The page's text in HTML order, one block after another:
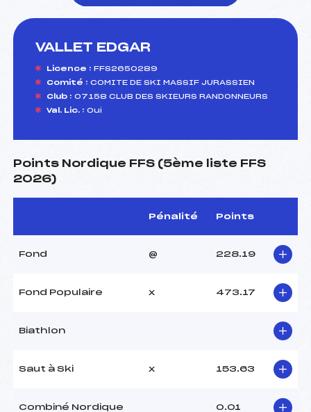
VALLET EDGAR
Licence : FFS2650289
Comité : COMITE DE SKI MASSIF JURASSIEN
Club : 07158 CLUB DES SKIEURS RANDONNEURS
Val. Lic. : Oui
Points Nordique FFS (5ème liste FFS
2026)
Pénalité Points
Fond @ 228.19
Fond Populaire x 473.17
Biathlon
Saut à Ski x 153.63
Combiné Nordique 0.01